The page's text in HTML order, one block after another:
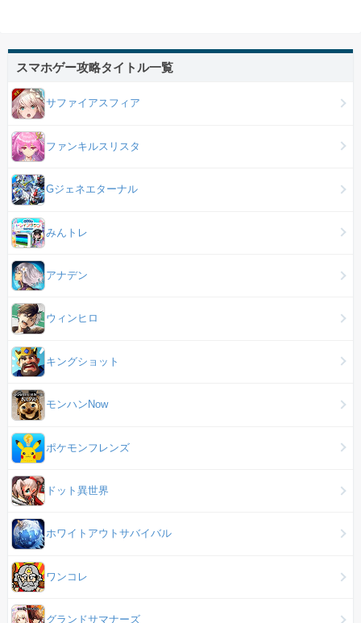
スマホゲー攻略タイトル一覧
サファイアスフィア
ファンキルスリスタ
Gジェネエターナル
みんトレ
アナデン
ウィンヒロ
キングショット
モンハンNow
ポケモンフレンズ
ドット異世界
ホワイトアウトサバイバル
ワンコレ
グランドサマナーズ